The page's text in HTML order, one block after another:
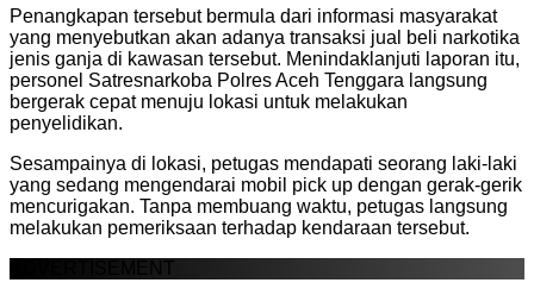
Penangkapan tersebut bermula dari informasi masyarakat
yang menyebutkan akan adanya transaksi jual beli narkotika
jenis ganja di kawasan tersebut. Menindaklanjuti laporan itu,
personel Satresnarkoba Polres Aceh Tenggara langsung
bergerak cepat menuju lokasi untuk melakukan
penyelidikan.
Sesampainya di lokasi, petugas mendapati seorang laki-laki
yang sedang mengendarai mobil pick up dengan gerak-gerik
mencurigakan. Tanpa membuang waktu, petugas langsung
melakukan pemeriksaan terhadap kendaraan tersebut.
ADVERTISEMENT